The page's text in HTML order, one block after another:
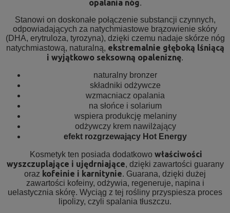
opalania nóg.
Stanowi on doskonałe połączenie substancji czynnych,
odpowiadających za natychmiastowe brązowienie skóry
(DHA, erytruloza, tyrozyna), dzięki czemu nadaje skórze nóg
natychmiastową, naturalną, ekstremalnie głęboką lśniącą
i wyjątkowo seksowną opaleniznę.
naturalny bronzer
składniki odżywcze
wzmacniacz opalania
na słońce i solarium
wspiera produkcję melaniny
odżywczy krem nawilżający
efekt rozgrzewający Hot Energy
Kosmetyk ten posiada dodatkowo właściwości
wyszczuplające i ujędrniające, dzięki zawartości guarany
oraz kofeinie i karnitynie. Guarana, dzięki dużej
zawartości kofeiny, odżywia, regeneruje, napina i
uelastycznia skórę. Wyciąg z tej rośliny przyspiesza proces
lipolizy, czyli spalania tłuszczu.